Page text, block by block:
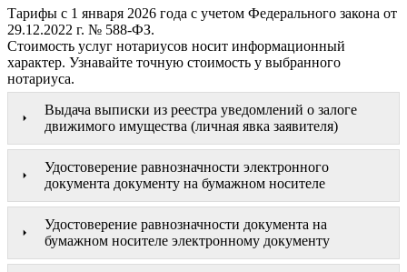
Тарифы с 1 января 2026 года с учетом Федерального закона от
29.12.2022 г. № 588-ФЗ.
Стоимость услуг нотариусов носит информационный
характер. Узнавайте точную стоимость у выбранного
нотариуса.
Выдача выписки из реестра уведомлений о залоге
движимого имущества (личная явка заявителя)
Удостоверение равнозначности электронного
документа документу на бумажном носителе
Удостоверение равнозначности документа на
бумажном носителе электронному документу